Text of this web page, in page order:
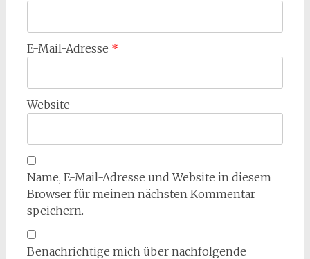
E-Mail-Adresse *
Website
Name, E-Mail-Adresse und Website in diesem
Browser für meinen nächsten Kommentar
speichern.
Benachrichtige mich über nachfolgende